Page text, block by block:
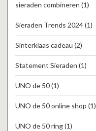
sieraden combineren (1)
Sieraden Trends 2024(1)
Sinterklaas cadeau (2)
Statement Sieraden (1)
UNO de 50(1)
UNO de 50 online shop (1)
UNO de 50 ring(1)